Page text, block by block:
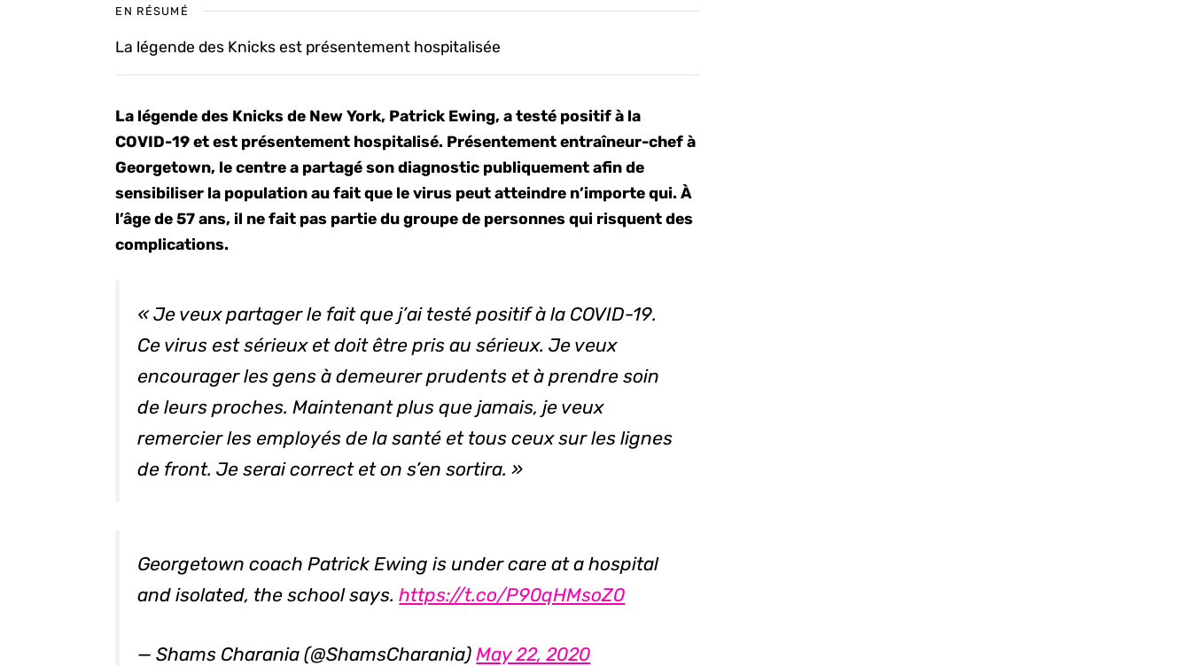
EN RÉSUMÉ
La légende des Knicks est présentement hospitalisée
La légende des Knicks de New York, Patrick Ewing, a testé positif à la
COVID-19 et est présentement hospitalisé. Présentement entraîneur-chef à
Georgetown, le centre a partagé son diagnostic publiquement afin de
sensibiliser la population au fait que le virus peut atteindre n’importe qui. À
l’âge de 57 ans, il ne fait pas partie du groupe de personnes qui risquent des
complications.
« Je veux partager le fait que j’ai testé positif à la COVID-19.
Ce virus est sérieux et doit être pris au sérieux. Je veux
encourager les gens à demeurer prudents et à prendre soin
de leurs proches. Maintenant plus que jamais, je veux
remercier les employés de la santé et tous ceux sur les lignes
de front. Je serai correct et on s’en sortira. »
Georgetown coach Patrick Ewing is under care at a hospital
and isolated, the school says.https://t.co/P90qHMsoZ0
— Shams Charania (@ShamsCharania)May 22, 2020